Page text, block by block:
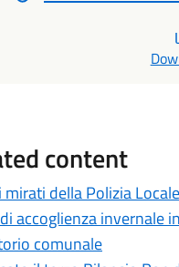
content
mirati della Polizia
accoglienza invernale
comunale